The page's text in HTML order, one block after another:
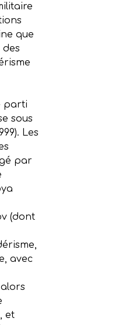
que
des
parti
sous
Les
par
(dont
avec
et